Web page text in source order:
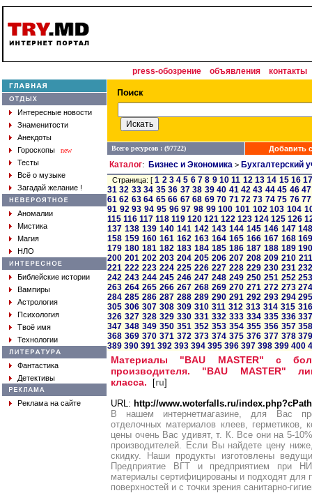
press-обозрение объявления контакты
Интересные новости
Знаменитости
Анекдоты
Гороскопы
new
Тесты
Всё о музыке
Загадай желание !
Аномалии
Мистика
Магия
НЛО
Библейские истории
Вампиры
Астрология
Психология
Твоё имя
Технологии
Фантастика
Детективы
Реклама на сайте
Всего ресурсов : (97722) Добавить
Каталог: Бизнес и Экономика > Бухгалтерский
Страница: [1 2 3 4 5 6 7 8 9 10 11 12 13 14 15 16
31 32 33 34 35 36 37 38 39 40 41 42 43 44 45 46 47
61 62 63 64 65 66 67 68 69 70 71 72 73 74 75 76 77
91 92 93 94 95 96 97 98 99 100 101 102 103 104
115 116 117 118 119 120 121 122 123 124 125 126
137 138 139 140 141 142 143 144 145 146 147
158 159 160 161 162 163 164 165 166 167 168
179 180 181 182 183 184 185 186 187 188 189
200 201 202 203 204 205 206 207 208 209 210 211
221 222 223 224 225 226 227 228 229 230 231
242 243 244 245 246 247 248 249 250 251 252
263 264 265 266 267 268 269 270 271 272 273
284 285 286 287 288 289 290 291 292 293 294
305 306 307 308 309 310 311 312 313 314 315 316
326 327 328 329 330 331 332 333 334 335 336
347 348 349 350 351 352 353 354 355 356 357
368 369 370 371 372 373 374 375 376 377 378
389 390 391 392 393 394 395 396 397 398 399 400
Материалы "BAU MASTER" с
производителя. "BAU MASTER"
класса. [ru]
URL: http://www.woterfalls.ru/
В нашем интернетмагазине, для Вас
отделочных материалов клеев, герметиков,
цены очень Вас удивят, т. К. Все они на 5-
производителей. Если Вы найдете цену
скидку. Наши продукты изготовлены
Предприятие ВГТ и предприятием при
материалы сертифицированы и подходят для
поверхностей и с точки зрения санитарно-